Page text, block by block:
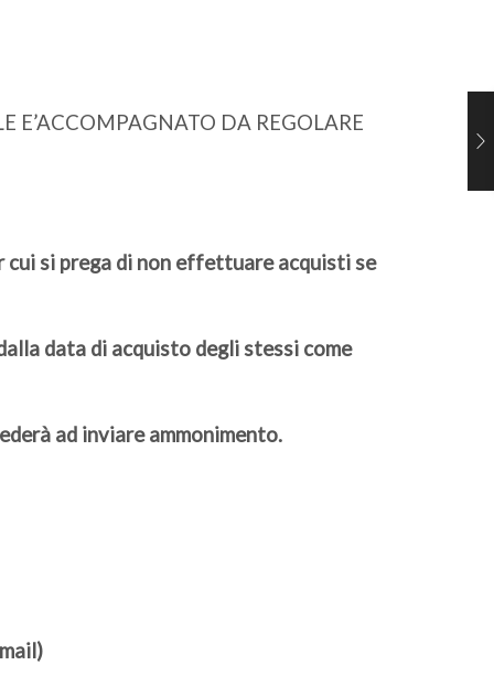
E’ACCOMPAGNATO DA REGOLARE
cui si prega di non effettuare acquisti se
data di acquisto degli stessi come
ad inviare ammonimento.